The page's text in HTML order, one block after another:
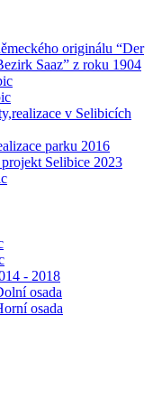
originálu “Der
Saaz” z roku 1904
v Selibicích
parku 2016
Selibice 2023
- 2018
osada
osada